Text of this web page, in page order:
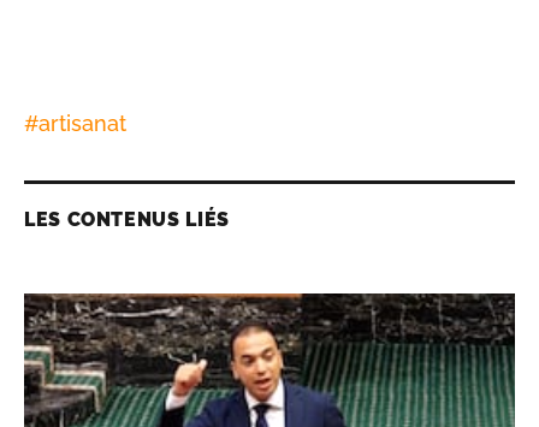
#artisanat
LES CONTENUS LIÉS